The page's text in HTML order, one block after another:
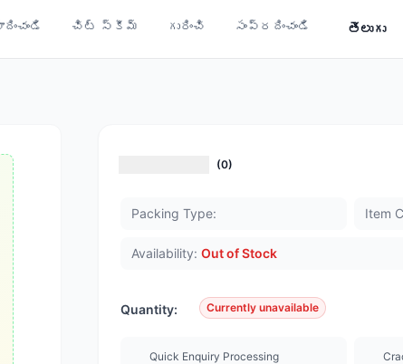
చిట్ స్కీమ్ గురించి సంప్రదించండి తెలుగు
(0)
Packing Type: Item
Availability: Out of Stock
Quantity: Currently unavailable
Quick Enquiry Processing